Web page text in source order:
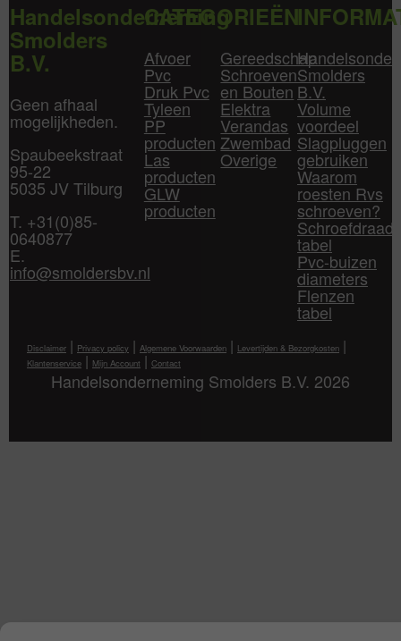
Handelsonderneming
Smolders
B.V.
Geen afhaal
mogelijkheden.
Spaubeekstraat
95-22
5035 JV Tilburg
T. +31(0)85-
0640877
E.
info@smoldersbv.nl
CATEGORIEËN
Afvoer
Pvc
Druk Pvc
Tyleen
PP
producten
Las
producten
GLW
producten
Gereedschap
Schroeven
en Bouten
Elektra
Verandas
Zwembad
Overige
Smolders
B.V.
Volume
voordeel
Slagpluggen
gebruiken
Waarom
roesten Rvs
schroeven?
Schroefdraad
tabel
Pvc-buizen
diameters
Flenzen
tabel
Disclaimer | Privacy policy | Algemene Voorwaarden | Levertijden & Bezorgkosten |
Klantenservice | Mijn Account | Contact
Handelsonderneming Smolders B.V. 2026